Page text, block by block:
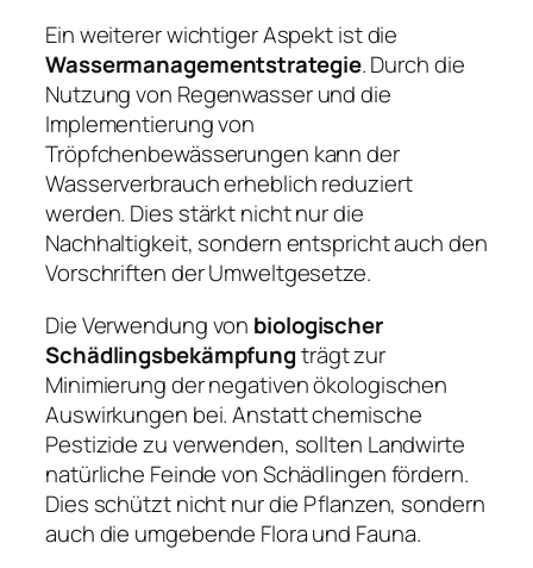
Ein weiterer wichtiger Aspekt ist die
Wassermanagementstrategie. Durch die
Nutzung von Regenwasser und die
Implementierung von
Tröpfchenbewässerungen kann der
Wasserverbrauch erheblich reduziert
werden. Dies stärkt nicht nur die
Nachhaltigkeit, sondern entspricht auch den
Vorschriften der Umweltgesetze.
Die Verwendung von biologischer
Schädlingsbekämpfungträgt zur
Minimierung der negativen ökologischen
Auswirkungen bei. Anstatt chemische
Pestizide zu verwenden, sollten Landwirte
natürliche Feinde von Schädlingen fördern.
Dies schützt nicht nur die Pflanzen, sondern
auch die umgebende Flora und Fauna.